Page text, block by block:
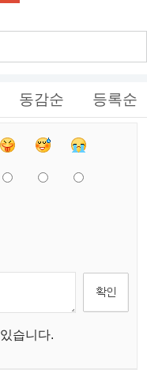
동감순 등록순
습니다.